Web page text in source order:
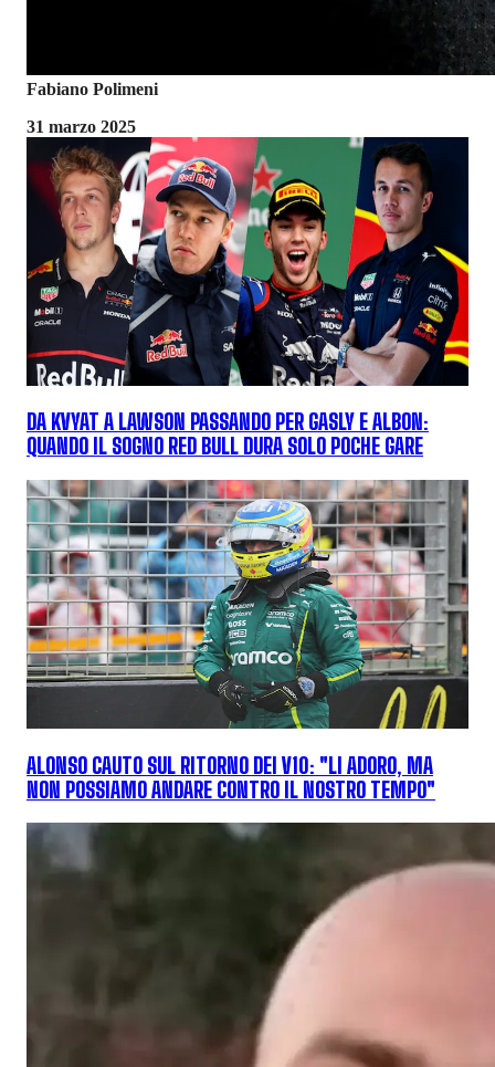
Fabiano Polimeni
31 marzo 2025
DA KVYAT A LAWSON PASSANDO PER GASLY E ALBON:
QUANDO IL SOGNO RED BULL DURA SOLO POCHE GARE
ALONSO CAUTO SUL RITORNO DEI V10: "LI ADORO, MA
NON POSSIAMO ANDARE CONTRO IL NOSTRO TEMPO"